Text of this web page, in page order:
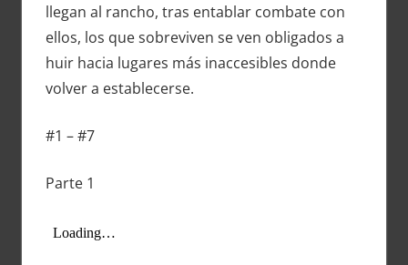
llegan al rancho, tras entablar combate con
ellos, los que sobreviven se ven obligados a
huir hacia lugares más inaccesibles donde
volver a establecerse.
#1 – #7
Parte 1